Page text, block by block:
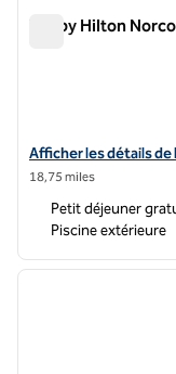
Tru by Hilton
Afficher les détails de
Afficher les détails
18,75 miles
Petit déjeuner
Piscine extérieure
1 sur 12